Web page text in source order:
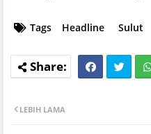
Tags Headline Sulut
LEBIH LAMA